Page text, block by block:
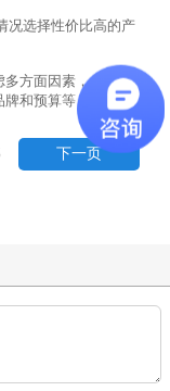
况选择性价比高的产
多方面因素，包括用
和预算等，综合权衡
下一页